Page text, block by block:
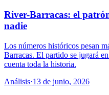
River-Barracas: el
nadie
Los números históricos pesan
Barracas. El partido se jugará
cuenta toda la historia.
Análisis·13 de junio, 2026